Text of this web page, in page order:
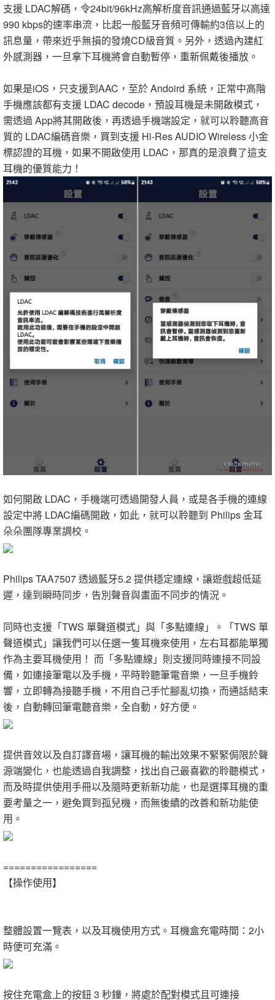
支援 LDAC解碼，令24bit/96kHz高解析度音訊通過藍牙以高達
990 kbps的速率串流，比起一般藍牙音頻可傳輸約3倍以上的
訊息量，帶來近乎無損的發燒CD級音質。另外，透過內建紅
外感測器，一旦拿下耳機將會自動暫停，重新佩戴後播放。
如果是iOS，只支援到AAC，至於 Andoird 系統，正常中高階
手機應該都有支援 LDAC decode，預設耳機是未開啟模式，
需透過 App將其開啟後，再透過手機端設定，就可以聆聽高音
質的 LDAC編碼音樂，買到支援 Hi-Res AUDIO Wireless 小金
標認證的耳機，如果不開啟使用 LDAC，那真的是浪費了這支
耳機的優質能力！
如何開啟 LDAC，手機端可透過開發人員，或是各手機的連線
設定中將 LDAC編碼開啟，如此，就可以聆聽到 Philips 金耳
朵朵團隊專業調校。
Philips TAA7507 透過藍牙5.2 提供穩定連線，讓遊戲超低延
遲，達到瞬時同步，告別聲音與畫面不同步的情況。
同時也支援「TWS 單聲道模式」與「多點連線」。「TWS 單
聲道模式」讓我們可以任選一隻耳機來使用，左右耳都能單獨
作為主要耳機使用！ 而「多點連線」則支援同時連接不同設
備，如連接筆電以及手機，平時聆聽筆電音樂，一旦手機鈴
響，立即轉為接聽手機，不用自己手忙腳亂切換，而通話結束
後，自動轉回筆電聽音樂，全自動，好方便。
提供音效以及自訂譯音場，讓耳機的輸出效果不緊緊侷限於聲
源端變化，也能透過自我調整，找出自己最喜歡的聆聽模式，
而及時提供使用手冊以及隨時更新新功能，也是選擇耳機的重
要考量之一，避免買到孤兒機，而無後續的改善和新功能使
用。
=================
【操作使用】
整體設置一覽表，以及耳機使用方式。耳機盒充電時間：2小
時便可充滿。
按住充電盒上的按鈕 3 秒鐘，將處於配對模式且可連接